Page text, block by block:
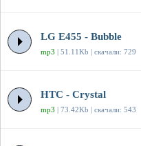
LG E455 - Bubble
mp3 | 51.11Kb | скачали: 729
HTC - Crystal
mp3 | 73.42Kb | скачали: 543